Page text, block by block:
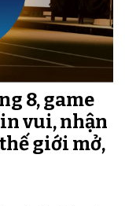
8, game
vui, nhận
giới mở,